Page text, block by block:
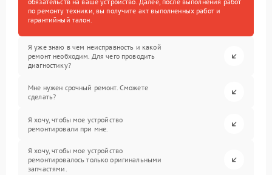
по ремонту техники, вы получите акт выполненных работ и
гарантийный талон.
Я уже знаю в чем неисправность и какой
ремонт необходим. Для чего проводить
диагностику?
Мне нужен срочный ремонт. Сможете
сделать?
Я хочу, чтобы мое устройство
ремонтировали при мне.
Я хочу, чтобы мое устройство
ремонтировалось только оригинальными
запчастями.